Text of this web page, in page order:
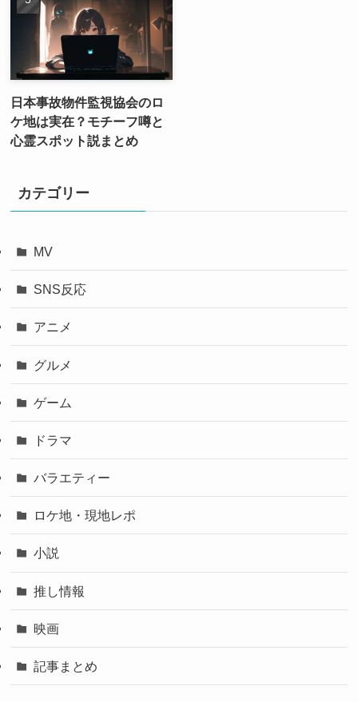
日本事故物件監視協会のロ
ケ地は実在？モチーフ噂と
心霊スポット説まとめ
カテゴリー
MV
SNS反応
アニメ
グルメ
ゲーム
ドラマ
バラエティー
ロケ地・現地レポ
小説
推し情報
映画
記事まとめ